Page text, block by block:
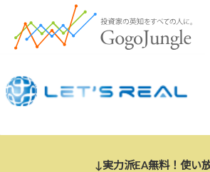
↓実力派EA無料！使い